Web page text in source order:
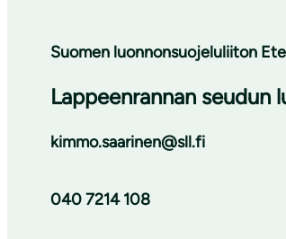
Suomen luonnonsuojeluliiton
Lappeenrannan
kimmo.saarinen@sll.fi
040 7214 108